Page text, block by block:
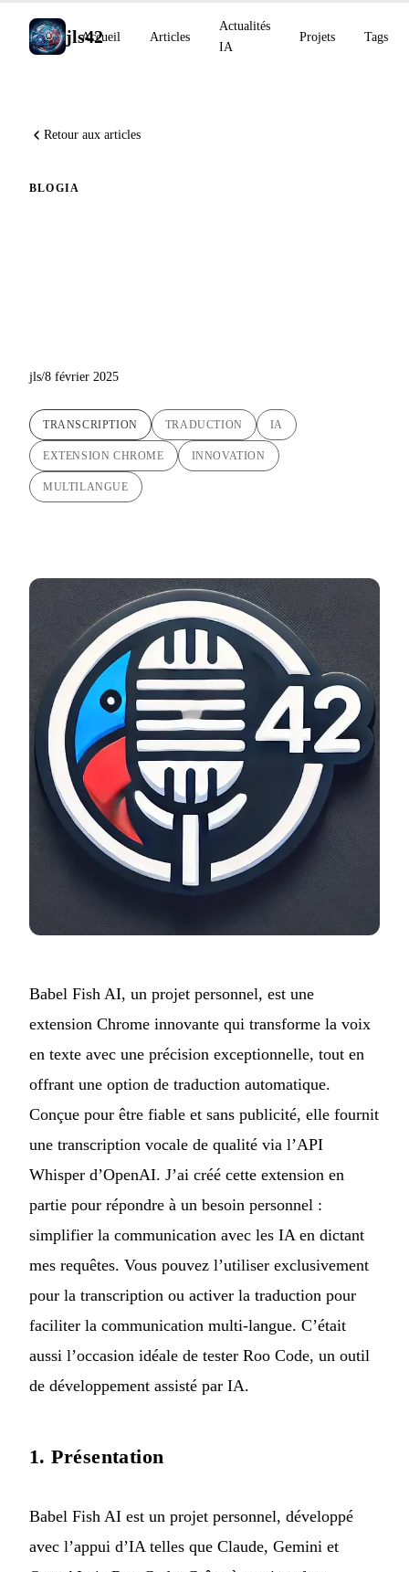
jls42
Accueil Articles
Actualités
IA
Projets Tags
Retour aux articles
BLOGIA
jls/8 février 2025
TRANSCRIPTION TRADUCTION IA
EXTENSION CHROME INNOVATION
MULTILANGUE
Babel Fish AI, un projet personnel, est une
extension Chrome innovante qui transforme la voix
en texte avec une précision exceptionnelle, tout en
offrant une option de traduction automatique.
Conçue pour être fiable et sans publicité, elle fournit
une transcription vocale de qualité via l’API
Whisper d’OpenAI. J’ai créé cette extension en
partie pour répondre à un besoin personnel :
simplifier la communication avec les IA en dictant
mes requêtes. Vous pouvez l’utiliser exclusivement
pour la transcription ou activer la traduction pour
faciliter la communication multi-langue. C’était
aussi l’occasion idéale de tester Roo Code, un outil
de développement assisté par IA.
1. Présentation
Babel Fish AI est un projet personnel, développé
avec l’appui d’IA telles que Claude, Gemini et